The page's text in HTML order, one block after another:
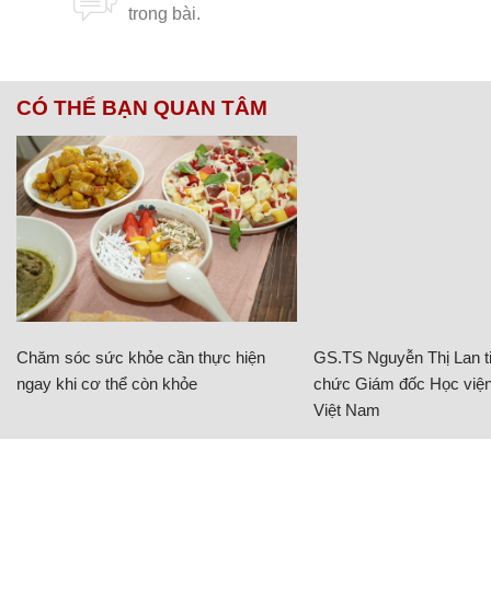
CÓ THỂ BẠN QUAN TÂM
Chăm sóc sức khỏe cần thực hiện
ngay khi cơ thể còn khỏe
GS.TS Nguyễn Thị Lan
chức Giám đốc Học
Việt Nam